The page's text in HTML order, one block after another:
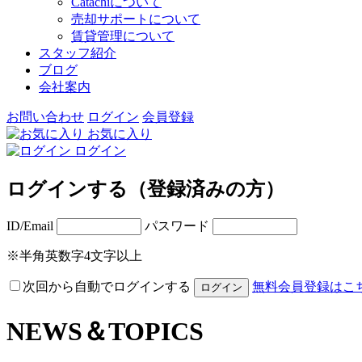
売却サポートについて
賃貸管理について
スタッフ紹介
ブログ
会社案内
お問い合わせ ログイン 会員登録
お気に入り
ログイン
ログインする（登録済みの方）
ID/Email パスワード
※半角英数字4文字以上
次回から自動でログインする 無料会員登録はこ
NEWS＆TOPICS